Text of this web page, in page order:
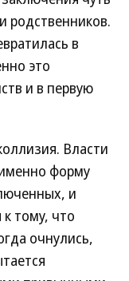
родственников.
в
это
и в первую
Власти
форму
и
тому, что
очнулись,